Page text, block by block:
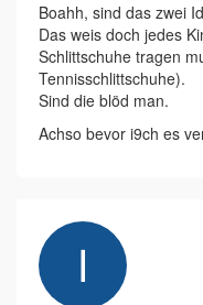
Boahh, sind das zwei
Das weis doch jedes
Schlittschuhe tragen
Tennisschlittschuhe).
Sind die blöd man.
Achso bevor i9ch es